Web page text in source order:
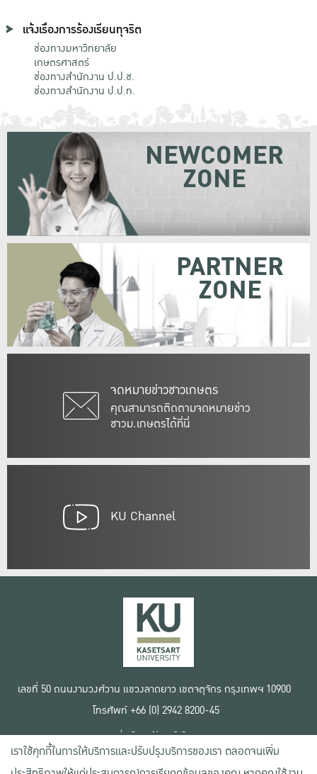
แจ้งเรื่องการร้องเรียนทุจริต
ช่องทางมหาวิทยาลัย
เกษตรศาสตร์
ช่องทางสำนักงาน ป.ป.ช.
ช่องทางสำนักงาน ป.ป.ท.
จดหมายข่าวชาวเกษตร
คุณสามารถติดตามจดหมายข่าว
ชาวม.เกษตรได้ที่นี่
NEWCOMER
ZONE
PARTNER
ZONE
KU Channel
เลขที่ 50 ถนนงามวงศ์วาน แขวงลาดยาว เขตจตุจักร กรุงเทพฯ 10900
โทรศัพท์ +66 (0) 2942 8200-45
เงื่อนไขการใช้งานเว็บไซต์
ข้อตกลงด้านสิทธิ์ใช้งาน
นโยบายความเป็นส่วนตัว
เราใช้คุกกี้ในการให้บริการและปรับปรุงบริการของเรา ตลอดจนเพิ่ม